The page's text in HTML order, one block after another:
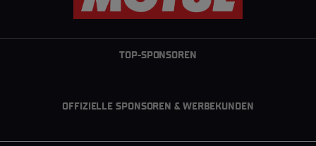
TOP-SPONSOREN
OFFIZIELLE SPONSOREN & WERBEKUNDEN